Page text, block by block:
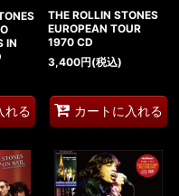
IN
れる
THE ROLLIN STONES
EUROPEAN TOUR
1970 CD
3,400円(税込)
カートに入れる